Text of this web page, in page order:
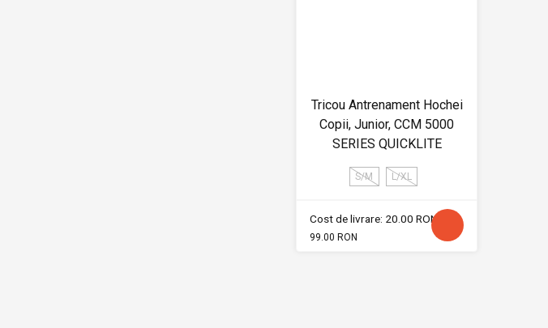
Tricou Antrenament Hochei
Copii, Junior, CCM 5000
SERIES QUICKLITE
S/M L/XL
Cost de livrare: 20.00 RON
99.00 RON